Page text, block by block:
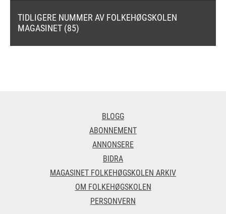
TIDLIGERE NUMMER AV FOLKEHØGSKOLEN
MAGASINET (85)
BLOGG
ABONNEMENT
ANNONSERE
BIDRA
MAGASINET FOLKEHØGSKOLEN ARKIV
OM FOLKEHØGSKOLEN
PERSONVERN